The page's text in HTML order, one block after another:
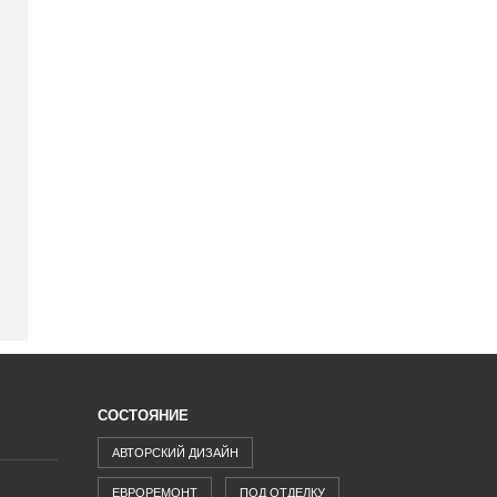
СОСТОЯНИЕ
АВТОРСКИЙ ДИЗАЙН
ЕВРОРЕМОНТ ПОД ОТДЕЛКУ